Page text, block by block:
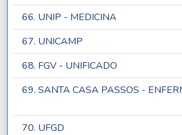
66. UNIP - MEDICINA
67. UNICAMP
68. FGV - UNIFICADO
69. SANTA CASA PASSOS -
70. UFGD